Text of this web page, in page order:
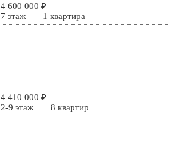
4 600 000 ₽
7 этаж 1 квартира
4 410 000 ₽
2-9 этаж 8 квартир